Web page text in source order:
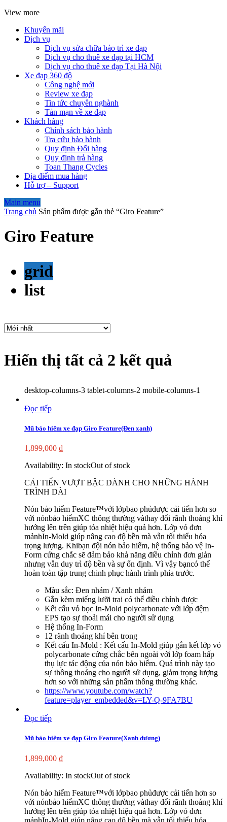
View more
Khuyến mãi
Dịch vụ
Dịch vụ sửa chữa bảo trì xe đạp
Dịch vụ cho thuê xe đạp tại HCM
Dịch vụ cho thuê xe đạp Tại Hà Nội
Xe đạp 360 độ
Công nghệ mới
Review xe đạp
Tin tức chuyên nghành
Tản mạn về xe đạp
Khách hàng
Chính sách bảo hành
Tra cứu bảo hành
Quy định Đổi hàng
Quy định trả hàng
Toan Thang Cycles
Địa điểm mua hàng
Hỗ trợ – Support
Main menu
Trang chủ Sản phẩm được gắn thẻ “Giro Feature”
Giro Feature
grid
list
Hiển thị tất cả 2 kết quả
desktop-columns-3 tablet-columns-2 mobile-columns-1
Đọc tiếp
Mũ bảo hiểm xe đạp Giro Feature(Đen xanh)
1,899,000 ₫
Availability: In stockOut of stock
CẢI TIẾN VƯỢT BẬC DÀNH CHO NHỮNG HÀNH
TRÌNH DÀI
Nón bảo hiểm Feature™với lớpbao phủđược cải tiến hơn so
với nónbảo hiểmXC thông thường vàthay đổi rãnh thoáng khí
hướng lên trên giúp tỏa nhiệt hiệu quả hơn. Lớp vỏ đơn
mảnhIn-Mold giúp nâng cao độ bền mà vẫn tối thiểu hóa
trọng lượng. Khibạn đội nón bảo hiểm, hệ thống bảo vệ In-
Form cứng chắc sẽ đảm bảo khả năng điều chỉnh đơn giản
nhưng vẫn duy trì độ bền và sự ổn định. Vì vậy bạncó thể
hoàn toàn tập trung chinh phục hành trình phía trước.
Màu sắc: Đen nhám / Xanh nhám
Gắn kèm miếng lưỡi trai có thể điều chỉnh được
Kết cấu vỏ bọc In-Mold polycarbonate với lớp đệm
EPS tạo sự thoải mái cho người sử dụng
Hệ thống In-Form
12 rãnh thoáng khí bên trong
Kết cấu In-Mold : Kết cấu In-Mold giúp gắn kết lớp vỏ
polycarbonate cứng chắc bên ngoài với lớp foam hấp
thụ lực tác động của nón bảo hiểm. Quá trình này tạo
sự thông thoáng cho người sử dụng, giảm trọng lượng
hơn so với những sản phẩm thông thường khác.
https://www.youtube.com/watch?
feature=player_embedded&v=LY-Q-9FA7BU
Đọc tiếp
Mũ bảo hiểm xe đạp Giro Feature(Xanh dương)
1,899,000 ₫
Availability: In stockOut of stock
Nón bảo hiểm Feature™với lớpbao phủđược cải tiến hơn so
với nónbảo hiểmXC thông thường vàthay đổi rãnh thoáng khí
hướng lên trên giúp tỏa nhiệt hiệu quả hơn. Lớp vỏ đơn
mảnhIn-Mold giúp nâng cao độ bền mà vẫn tối thiểu hóa